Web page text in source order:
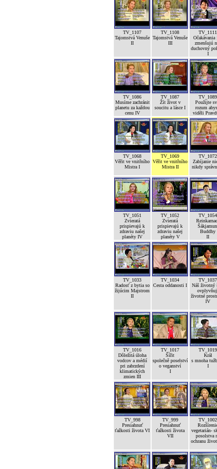
TV_1107
Tajomstvá Venuše
II
TV_1108
Tajomstvá Venuše
III
TV_1111
Očakávania
zmenšujú
duchovný
I
TV_1086
Musíme zachránit
planetu za každou
cenu IV
TV_1087
Žít život v
soucitu a lásce I
TV_1089
Použijte
rozum
viděli
TV_1068
Věřit ve vnitřního
Mistra I
TV_1069
Věřit ve vnitřního
Mistra II
TV_1072
Zabíjanie
nikdy
TV_1051
Zvieratá
prispievajú k
zdraviu našej
planéty IV
TV_1052
Zvieratá
prispievajú k
zdraviu našej
planéty V
TV_1054
Buddhy
II
TV_1033
Radosť z bytia so
žijúcim Majstrom
II
TV_1034
Cesta oddanosti I
TV_1037
Náš životný
životné
IV
TV_1016
Dôležitá úloha
vodcov a médií
pri zabrzdení
klimatických
zmien III
TV_1017
Šířit
společně poselství
o veganství
I
TV_1019
Král
s mnoha
I
TV_998
Presiahnuť
ťažkosti života VI
TV_999
Presiahnuť
ťažkosti života
VII
TV_1002
vegetarián-
posolstva
ochranu